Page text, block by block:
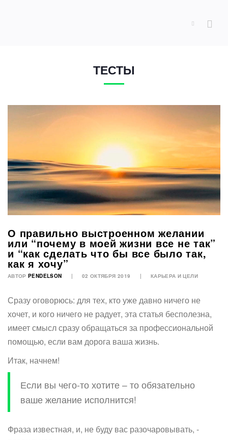
ТЕСТЫ
О правильно выстроенном желании
или “почему в моей жизни все не так”
и “как сделать что бы все было так,
как я хочу”
АВТОРPENDELSON 02 ОКТЯБРЯ 2019 КАРЬЕРА И ЦЕЛИ
Сразу оговорюсь: для тех, кто уже давно ничего не
хочет, и кого ничего не радует, эта статья бесполезна,
имеет смысл сразу обращаться за профессиональной
помощью, если вам дорога ваша жизнь.
Итак, начнем!
Если вы чего-то хотите – то обязательно
ваше желание исполнится!
Фраза известная, и, не буду вас разочаровывать, -